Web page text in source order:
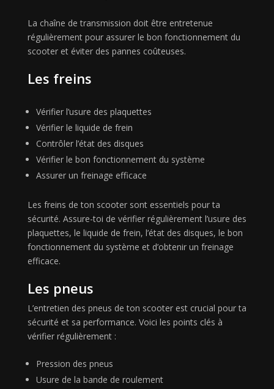
La chaîne de transmission doit être entretenue
régulièrement pour assurer le bon fonctionnement du
scooter et éviter des pannes coûteuses.
Les freins
Vérifier l’usure des plaquettes
Vérifier le liquide de frein
Contrôler l’état des disques
Vérifier le bon fonctionnement du système
Assurer un freinage efficace
Les freins de ton scooter sont essentiels pour ta
sécurité. Assure-toi de vérifier régulièrement l’usure des
plaquettes, le liquide de frein, l’état des disques, le bon
fonctionnement du système et d’obtenir un freinage
efficace.
Les pneus
L’entretien des pneus de ton scooter est crucial pour ta
sécurité et sa performance. Voici les points clés à
vérifier régulièrement :
Pression des pneus
Usure de la bande de roulement